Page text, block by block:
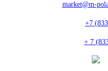
market@m-
+7
+ 7